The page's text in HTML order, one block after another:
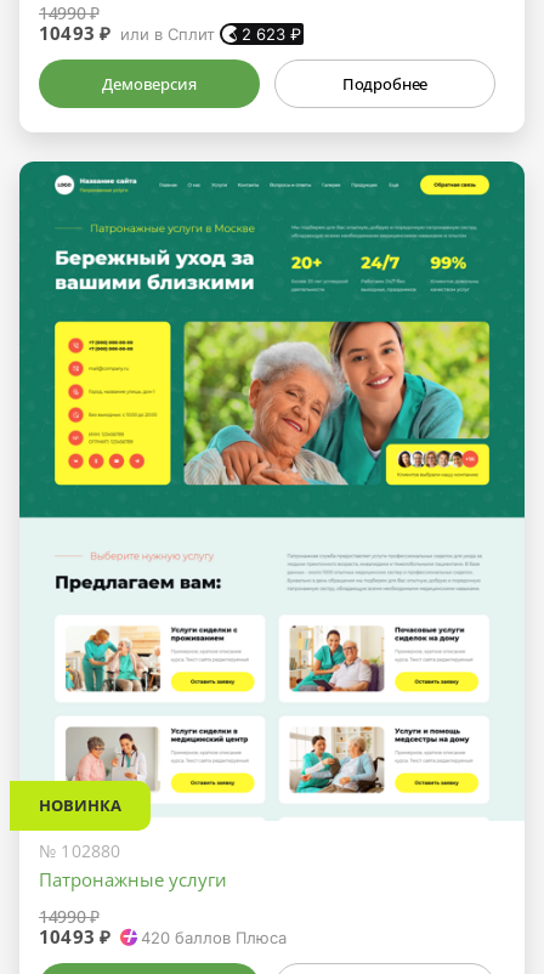
14990 ₽
10493 ₽ или в Сплит 2 623 ₽
Демоверсия Подробнее
НОВИНКА
№ 102880
Патронажные услуги
14990 ₽
10493 ₽ 420 баллов Плюса